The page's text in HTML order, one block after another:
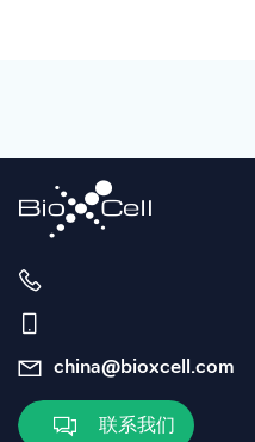
china@bioxcell.com
联系我们